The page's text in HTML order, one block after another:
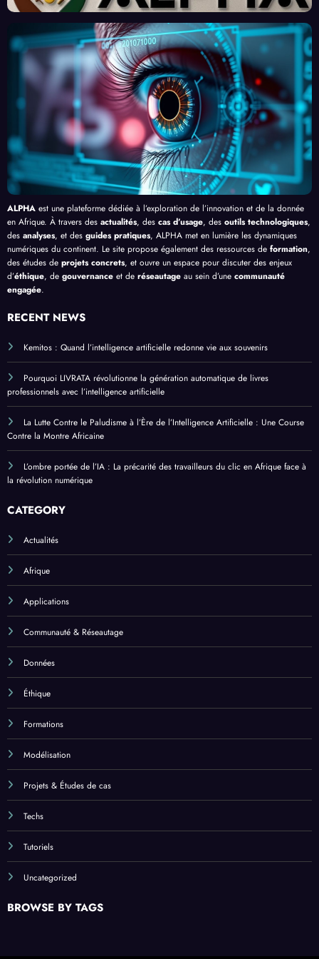
urs
Clic »
en
Afriq
Front
contr
e le
Palud
isme
en
Afriq
ue
Prom
esses
, au-
delà
de
Bang
ui
ent
l’Effi
cacit
é de
l’IA
ALPHA est une plateforme dédiée à l’exploration de l’innovation et de la donnée
en Afrique. À travers des actualités, des cas d’usage, des outils technologiques,
des analyses, et des guides pratiques, ALPHA met en lumière les dynamiques
numériques du continent. Le site propose également des ressources de formation,
des études de projets concrets, et ouvre un espace pour discuter des enjeux
d’éthique, de gouvernance et de réseautage au sein d’une communauté
engagée.
RECENT NEWS
Kemitos : Quand l’intelligence artificielle redonne vie aux souvenirs
Pourquoi LIVRATA révolutionne la génération automatique de livres
professionnels avec l’intelligence artificielle
La Lutte Contre le Paludisme à l’Ère de l’Intelligence Artificielle : Une Course
Contre la Montre Africaine
L’ombre portée de l’IA : La précarité des travailleurs du clic en Afrique face à
la révolution numérique
CATEGORY
Actualités
Afrique
Applications
Communauté & Réseautage
Données
Éthique
Formations
Modélisation
Projets & Études de cas
Techs
Tutoriels
Uncategorized
BROWSE BY TAGS